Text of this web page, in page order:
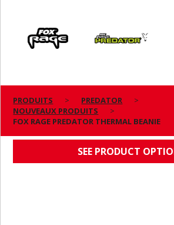
Predator
PRODUITS
PREDATOR
NOUVEAUX PRODUITS
FOX RAGE PREDATOR THERMAL BEANIE
FOX RAGE PREDATOR
SEE PRODUCT